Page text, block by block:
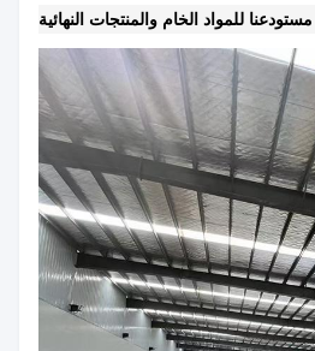
مستودعنا للمواد الخام والمنتجات النهائية